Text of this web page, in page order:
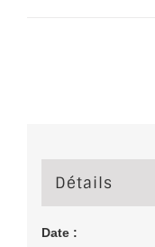
Détails
Date :